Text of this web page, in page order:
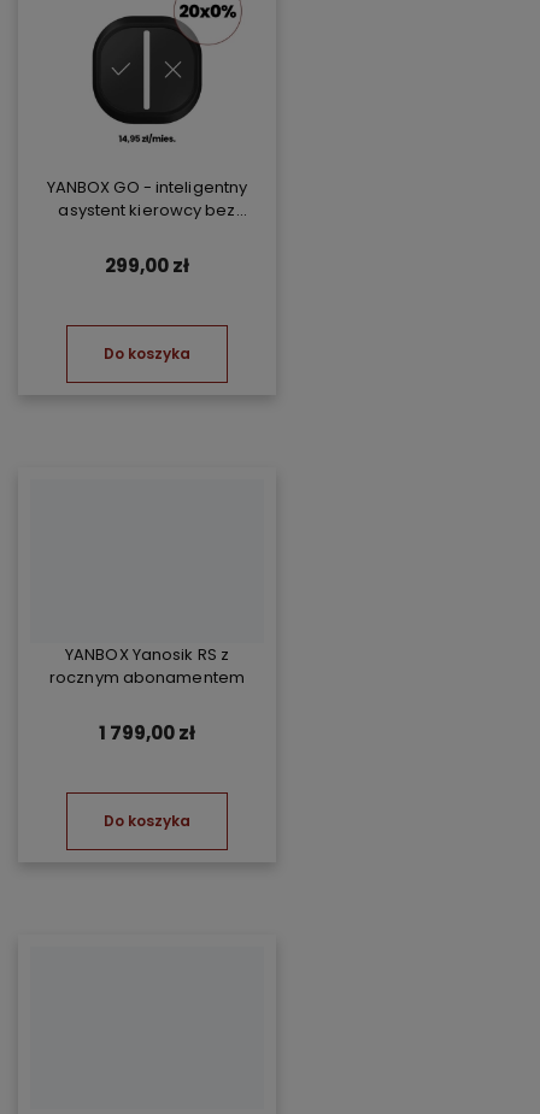
YANBOX GO - inteligentny
asystent kierowcy bez
299,00 zł
Do koszyka
YANBOX Yanosik RS z
rocznym abonamentem
1 799,00 zł
Do koszyka